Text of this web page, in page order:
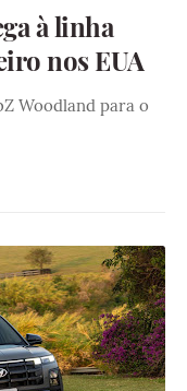
à linha
nos EUA
Woodland para o